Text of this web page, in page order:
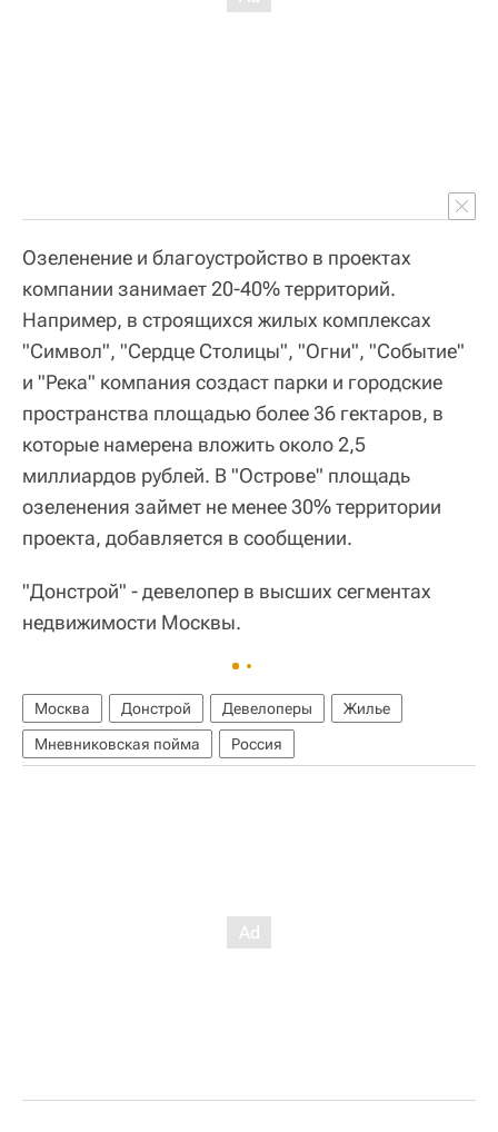
Озеленение и благоустройство в проектах
компании занимает 20-40% территорий.
Например, в строящихся жилых комплексах
"Символ", "Сердце Столицы", "Огни", "Событие"
и "Река" компания создаст парки и городские
пространства площадью более 36 гектаров, в
которые намерена вложить около 2,5
миллиардов рублей. В "Острове" площадь
озеленения займет не менее 30% территории
проекта, добавляется в сообщении.
"Донстрой" - девелопер в высших сегментах
недвижимости Москвы.
Москва Донстрой Девелоперы
Жилье
Мневниковская пойма
Россия